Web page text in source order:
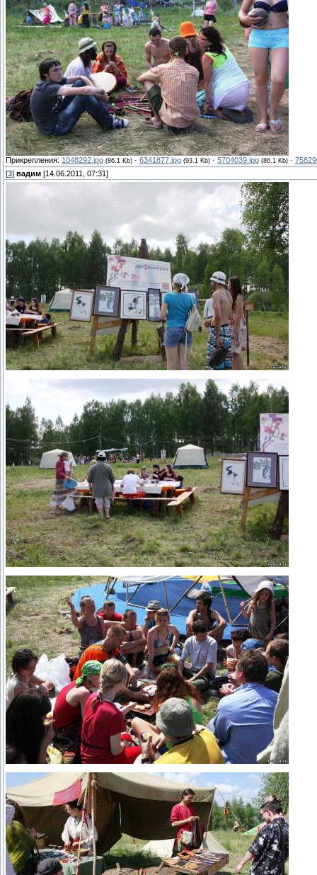
Прикрепления: 1048292.jpg (86.1 Kb) · 6341877.jpg (93.1 Kb) · 5704039.jpg (86.1 Kb) ·
[3] вадим [14.06.2011, 07:31]